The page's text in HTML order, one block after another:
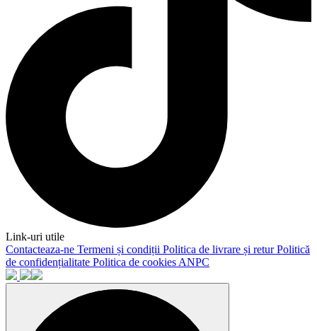
Link-uri utile
Contacteaza-ne Termeni și condiții Politica de livrare și returPolitică
de confidențialitate Politica de cookies ANPC